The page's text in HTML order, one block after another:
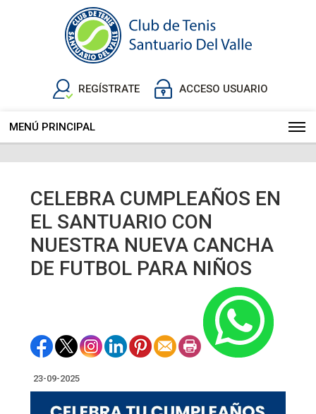
REGÍSTRATE ACCESO USUARIO
MENÚ PRINCIPAL
CELEBRA CUMPLEAÑOS EN
EL SANTUARIO CON
NUESTRA NUEVA CANCHA
DE FUTBOL PARA NIÑOS
23-09-2025